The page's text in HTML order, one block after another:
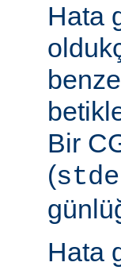
Hata
Bir
(
Hata